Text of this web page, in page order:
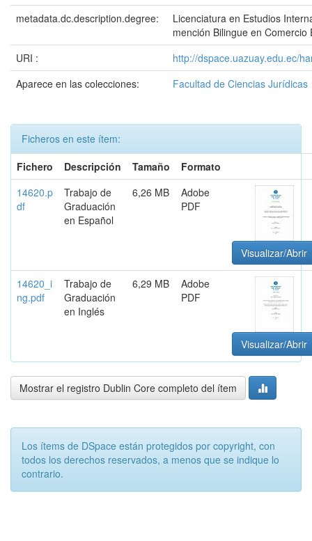
metadata.dc.description.degree:
Licenciatura en Estudios
mención Bilingue en Comercio
URI :
http://dspace.uazuay.edu.ec/
Aparece en las colecciones:
Facultad de Ciencias Jurídicas
Ficheros en este ítem:
Fichero
Descripción Tamaño
Formato
14620.p
df
Trabajo de
Graduación
en Español
6,26 MB
Adobe
PDF
Visualizar/Abrir
14620_i
ng.pdf
Trabajo de
Graduación
en Inglés
6,29 MB
Adobe
PDF
Visualizar/Abrir
Mostrar el registro Dublin Core completo del ítem
Los ítems de DSpace están protegidos por copyright, con
todos los derechos reservados, a menos que se indique lo
contrario.